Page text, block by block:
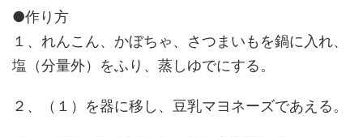
●作り方
１、れんこん、かぼちゃ、さつまいもを鍋に入れ、
塩（分量外）をふり、蒸しゆでにする。
２、（１）を器に移し、豆乳マヨネーズであえる。